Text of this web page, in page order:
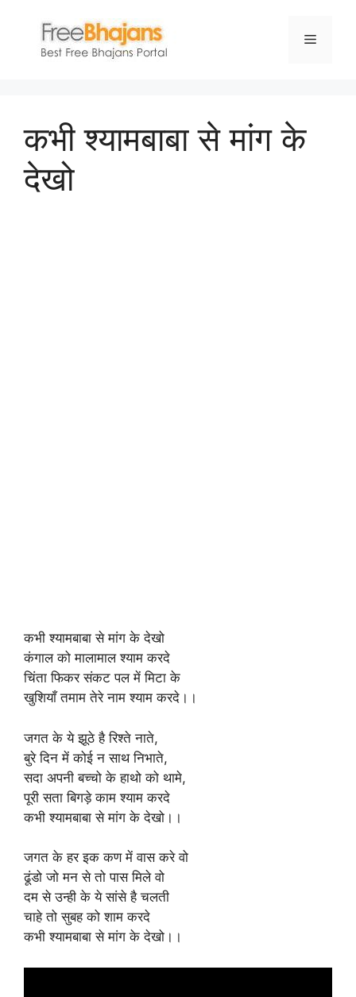
content
Menu
कभी श्यामबाबा से मांग के
देखो
कभी श्यामबाबा से मांग के देखो
कंगाल को मालामाल श्याम करदे
चिंता फिकर संकट पल में मिटा के
खुशियाँ तमाम तेरे नाम श्याम करदे।।
जगत के ये झूठे है रिश्ते नाते,
बुरे दिन में कोई न साथ निभाते,
सदा अपनी बच्चो के हाथो को थामे,
पूरी सता बिगड़े काम श्याम करदे
कभी श्यामबाबा से मांग के देखो।।
जगत के हर इक कण में वास करे वो
ढूंडो जो मन से तो पास मिले वो
दम से उन्ही के ये सांसे है चलती
चाहे तो सुबह को शाम करदे
कभी श्यामबाबा से मांग के देखो।।